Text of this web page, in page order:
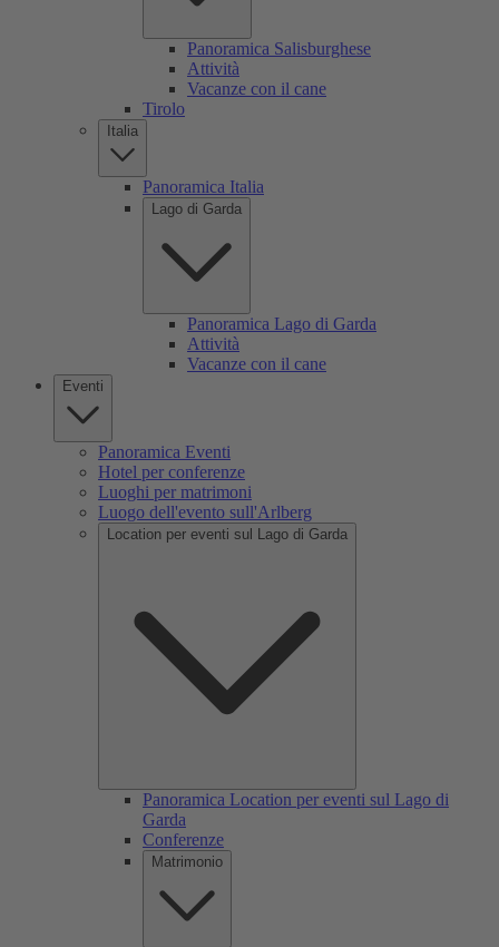
Panoramica Salisburghese
Attività
Vacanze con il cane
Tirolo
Italia
Panoramica Italia
Lago di Garda
Panoramica Lago di Garda
Attività
Vacanze con il cane
Eventi
Panoramica Eventi
Hotel per conferenze
Luoghi per matrimoni
Luogo dell'evento sull'Arlberg
Location per eventi sul Lago di Garda
Panoramica Location per eventi sul Lago di
Garda
Conferenze
Matrimonio